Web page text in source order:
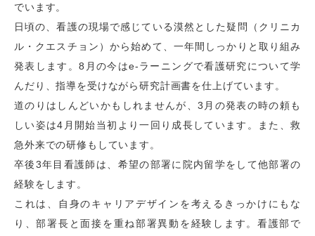
でいます。
日頃の、看護の現場で感じている漠然とした疑問（クリニカ
ル・クエスチョン）から始めて、一年間しっかりと取り組み
発表します。8月の今はe-ラーニングで看護研究について学
んだり、指導を受けながら研究計画書を仕上げています。
道のりはしんどいかもしれませんが、3月の発表の時の頼も
しい姿は4月開始当初より一回り成長しています。また、救
急外来での研修もしています。
卒後3年目看護師は、希望の部署に院内留学をして他部署の
経験をします。
これは、自身のキャリアデザインを考えるきっかけにもな
り、部署長と面接を重ね部署異動を経験します。看護部で